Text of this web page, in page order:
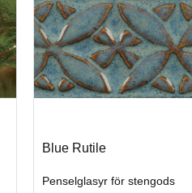
Blue Rutile
Penselglasyr för stengods